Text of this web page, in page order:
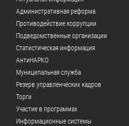
Административная реформа
Противодействие коррупции
Подведомственные организации
Статистическая информация
АнтиНАРКО
Муниципальная служба
Резерв управленческих кадров
Торги
Участие в программах
Информационные системы